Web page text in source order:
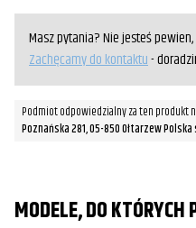
Masz pytania? Nie jesteś
Zachęcamy do kontaktu-
Podmiot odpowiedzialny za ten produkt
Poznańska 281, 05-850 Ołtarzew
MODELE, DO KTÓRYCH